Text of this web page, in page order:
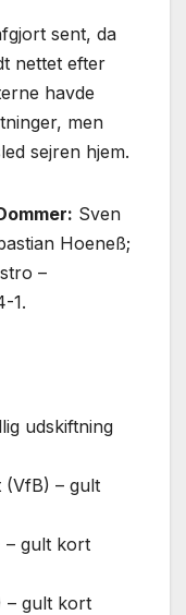
sent, da
nettet efter
havde
men
sejren hjem.
Sven
Hoeneß;
–
1.
udskiftning
(VfB) – gult
– gult kort
– gult kort